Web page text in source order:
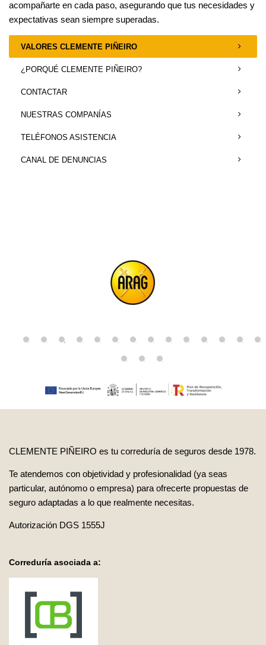
VALORES CLEMENTE PIÑEIRO
¿PORQUÉ CLEMENTE PIÑEIRO?
CONTACTAR
NUESTRAS COMPANÍAS
TELÉFONOS ASISTENCIA
CANAL DE DENUNCIAS
acompañarte en cada paso, asegurando que tus necesidades y
expectativas sean siempre superadas.
CLEMENTE PIÑEIRO es tu correduría de seguros desde 1978.
Te atendemos con objetividad y profesionalidad (ya seas
particular, autónomo o empresa) para ofrecerte propuestas de
seguro adaptadas a lo que realmente necesitas.
Autorización DGS 1555J
Correduría asociada a: